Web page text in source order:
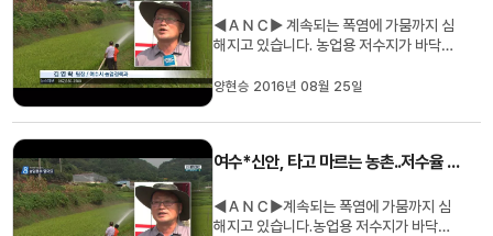
◀ＡＮＣ▶ 계속되는 폭염에 가뭄까지 심
해지고 있습니다. 농업용 저수지가 바닥을
올해 농사를 포기해야할 상황입니다. 전남
전합니다. ◀ＥＮＤ▶ ◀ＶＣＲ▶ 저수율
다. 한때 2만3천 톤까지 물을 담고 ...
양현승 2016년 08월 25일
여수*신안, 타고 마르는 농촌..저수율 '바닥'
◀ＡＮＣ▶계속되는 폭염에 가뭄까지 심
해지고 있습니다.농업용 저수지가 바닥을